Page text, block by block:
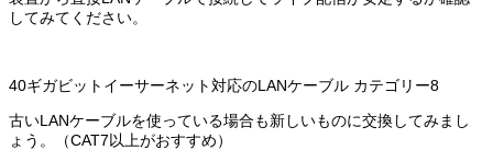
してみてください。
40ギガビットイーサーネット対応のLANケーブル カテゴリー8
古いLANケーブルを使っている場合も新しいものに交換してみまし
ょう。（CAT7以上がおすすめ）